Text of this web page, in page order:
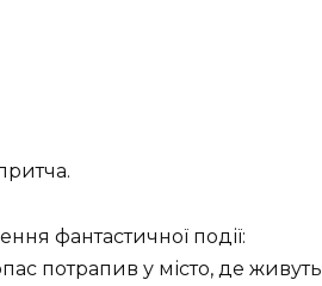
фантастичної події:
потрапив у місто, де живуть